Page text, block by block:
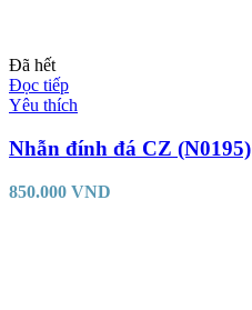
Đã hết
Đọc tiếp
Yêu thích
Nhẫn đính đá CZ (N0195)
850.000 VND